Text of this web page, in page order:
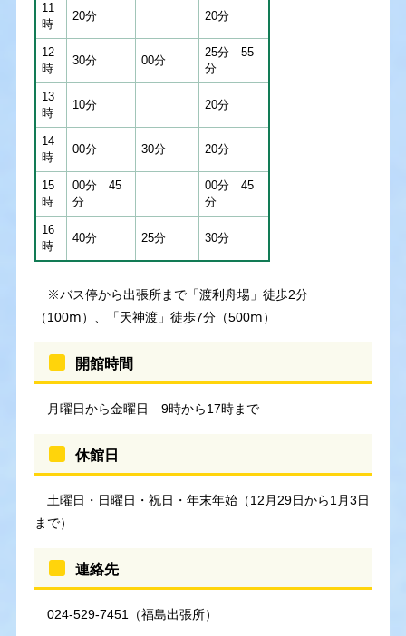
11
時
20分 20分
12
時
30分 00分
25分 55
分
13
時
10分 20分
14
時
00分 30分 20分
15
時
00分 45
分
00分 45
分
16
時
40分 25分 30分
※バス停から出張所まで「渡利舟場」徒歩2分
（100ⅿ）、「天神渡」徒歩7分（500ⅿ）
開館時間
月曜日から金曜日 9時から17時まで
休館日
土曜日・日曜日・祝日・年末年始（12月29日から1月3日
まで）
連絡先
024-529-7451（福島出張所）